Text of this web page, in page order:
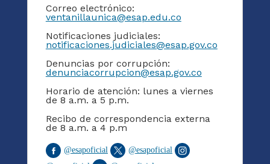
Correo electrónico:
ventanillaunica@esap.edu.co
Notificaciones judiciales:
notificaciones.judiciales@esap.gov.co
Denuncias por corrupción:
denunciacorrupcion@esap.gov.co
Horario de atención: lunes a viernes
de 8 a.m. a 5 p.m.
Recibo de correspondencia externa
de 8 a.m. a 4 p.m
@esapoficial @esapoficial